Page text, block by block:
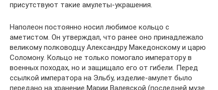
присутствуют такие амулеты-украшения.
Наполеон постоянно носил любимое кольцо с
аметистом. Он утверждал, что ранее оно принадлежало
великому полководцу Александру Македонскому и царю
Соломону. Кольцо не только помогало императору в
военных походах, но и защищало его от гибели. Перед
ссылкой императора на Эльбу, изделие-амулет было
передано на хранение Марии Валевской (последней музе